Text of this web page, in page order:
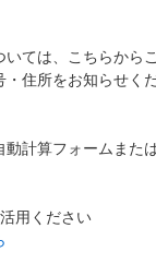
ては、こちらから
住所をお知らせくだ
計算フォームまた
用ください